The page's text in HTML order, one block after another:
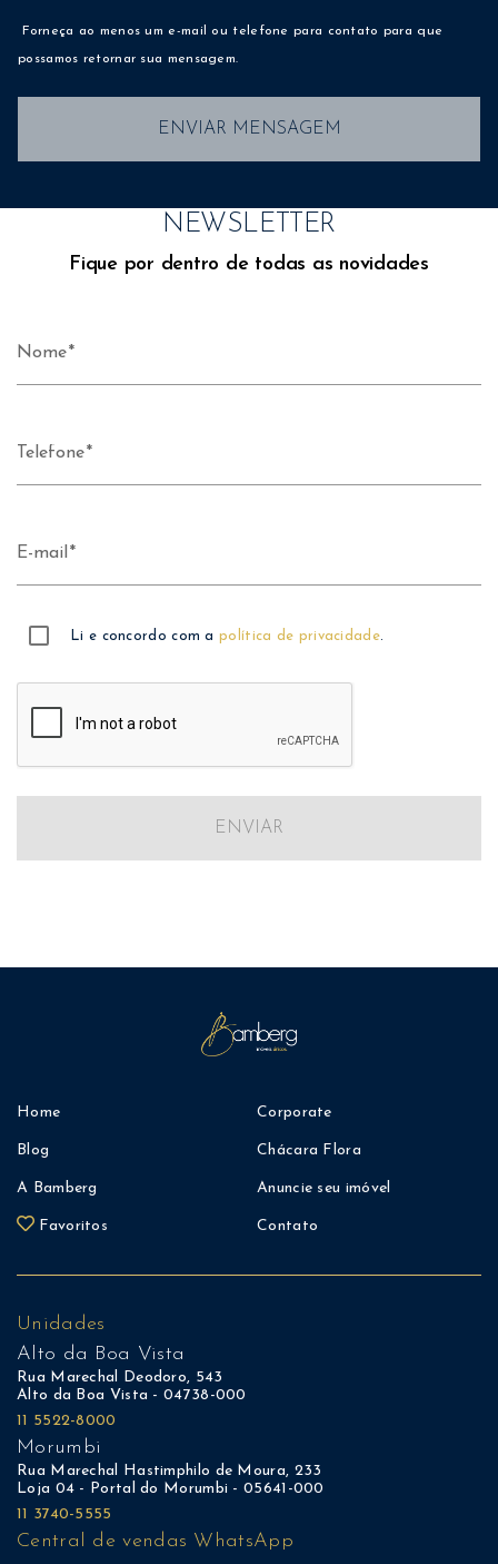
Forneça ao menos um e-mail ou telefone para contato para que
possamos retornar sua mensagem.
ENVIAR MENSAGEM
NEWSLETTER
Fique por dentro de todas as novidades
Nome
Telefone
E-mail
Li e concordo com apolítica de privacidade.
ENVIAR
Home
Blog
A Bamberg
Favoritos
Corporate
Chácara Flora
Anuncie seu imóvel
Contato
Unidades
Alto da Boa Vista
Rua Marechal Deodoro, 543
Alto da Boa Vista - 04738-000
11 5522-8000
Morumbi
Rua Marechal Hastimphilo de Moura, 233
Loja 04 - Portal do Morumbi - 05641-000
11 3740-5555
Central de vendas WhatsApp